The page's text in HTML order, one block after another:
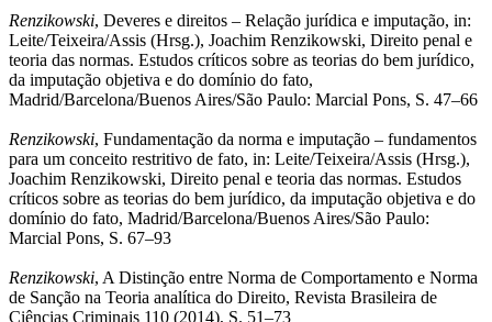
Renzikowski, Deveres e direitos – Relação jurídica e imputação, in:
Leite/Teixeira/Assis (Hrsg.), Joachim Renzikowski, Direito penal e
teoria das normas. Estudos críticos sobre as teorias do bem jurídico,
da imputação objetiva e do domínio do fato,
Madrid/Barcelona/Buenos Aires/São Paulo: Marcial Pons, S. 47–66
Renzikowski, Fundamentação da norma e imputação – fundamentos
para um conceito restritivo de fato, in: Leite/Teixeira/Assis (Hrsg.),
Joachim Renzikowski, Direito penal e teoria das normas. Estudos
críticos sobre as teorias do bem jurídico, da imputação objetiva e do
domínio do fato, Madrid/Barcelona/Buenos Aires/São Paulo:
Marcial Pons, S. 67–93
Renzikowski, A Distinção entre Norma de Comportamento e Norma
de Sanção na Teoria analítica do Direito, Revista Brasileira de
Ciências Criminais 110 (2014), S. 51–73